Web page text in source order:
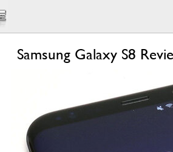
Samsung Galaxy S8